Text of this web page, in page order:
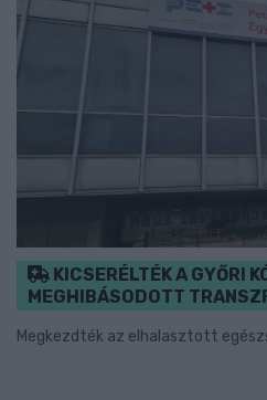
KICSERÉLTÉK A GYŐRI
MEGHIBÁSODOTT
Megkezdték az elhalasztott